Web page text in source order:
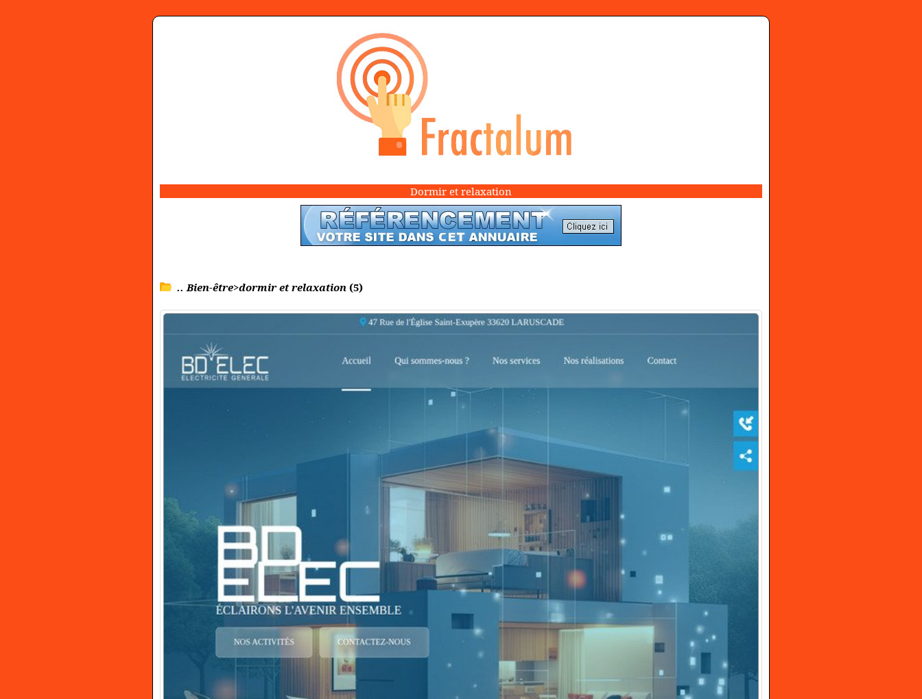
Dormir et relaxation
.. Bien-être>dormir et relaxation (5)